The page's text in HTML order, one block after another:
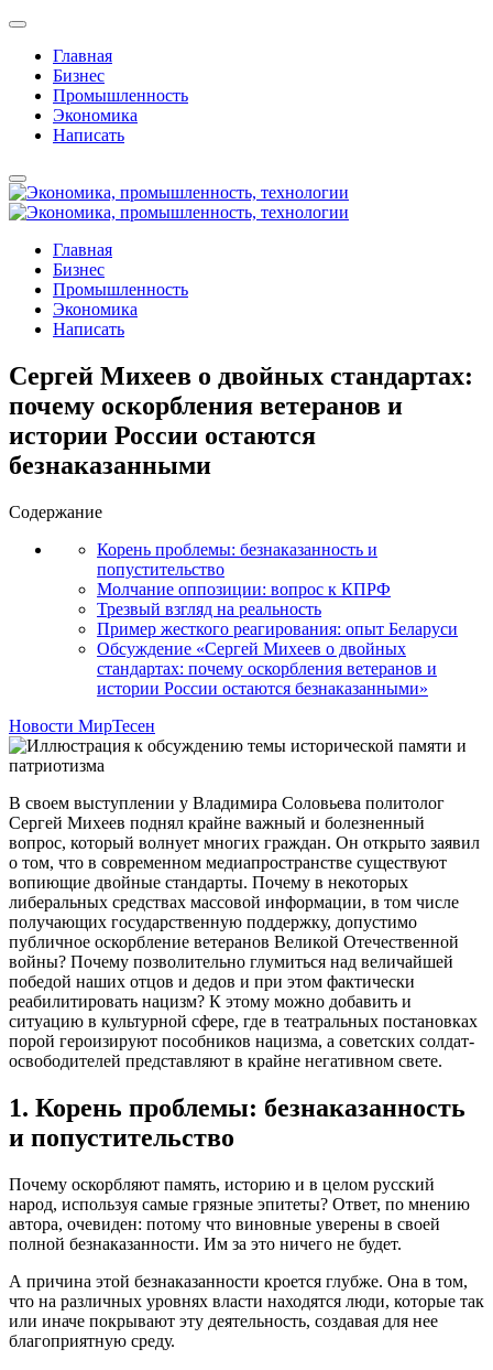
Главная
Бизнес
Промышленность
Экономика
Написать
Главная
Бизнес
Промышленность
Экономика
Написать
Сергей Михеев о двойных стандартах:
почему оскорбления ветеранов и
истории России остаются
безнаказанными
Содержание
Корень проблемы: безнаказанность и
попустительство
Молчание оппозиции: вопрос к КПРФ
Трезвый взгляд на реальность
Пример жесткого реагирования: опыт Беларуси
Обсуждение «Сергей Михеев о двойных
стандартах: почему оскорбления ветеранов и
истории России остаются безнаказанными»
Новости МирТесен
В своем выступлении у Владимира Соловьева политолог
Сергей Михеев поднял крайне важный и болезненный
вопрос, который волнует многих граждан. Он открыто заявил
о том, что в современном медиапространстве существуют
вопиющие двойные стандарты. Почему в некоторых
либеральных средствах массовой информации, в том числе
получающих государственную поддержку, допустимо
публичное оскорбление ветеранов Великой Отечественной
войны? Почему позволительно глумиться над величайшей
победой наших отцов и дедов и при этом фактически
реабилитировать нацизм? К этому можно добавить и
ситуацию в культурной сфере, где в театральных постановках
порой героизируют пособников нацизма, а советских солдат-
освободителей представляют в крайне негативном свете.
1. Корень проблемы: безнаказанность
и попустительство
Почему оскорбляют память, историю и в целом русский
народ, используя самые грязные эпитеты? Ответ, по мнению
автора, очевиден: потому что виновные уверены в своей
полной безнаказанности. Им за это ничего не будет.
А причина этой безнаказанности кроется глубже. Она в том,
что на различных уровнях власти находятся люди, которые так
или иначе покрывают эту деятельность, создавая для нее
благоприятную среду.